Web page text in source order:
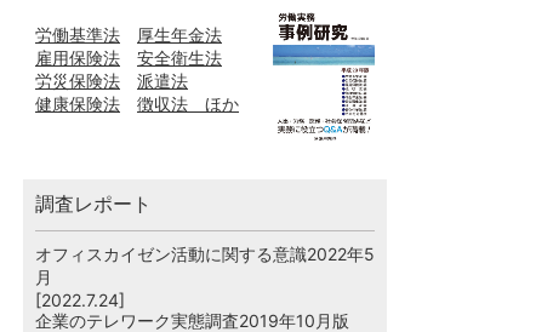
労働基準法
厚生年金法
雇用保険法
安全衛生法
労災保険法
派遣法
健康保険法
徴収法 ほか
調査レポート
オフィスカイゼン活動に関する意識2022年5
月
[2022.7.24]
企業のテレワーク実態調査2019年10月版